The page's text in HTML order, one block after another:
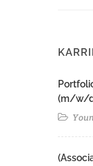
(m/w/